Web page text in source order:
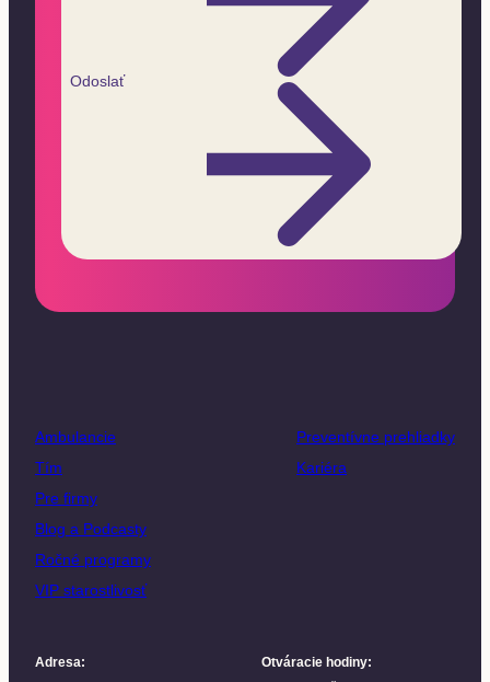
Odoslať
Ambulancie
Tím
Pre firmy
Blog a Podcasty
Ročné programy
VIP starostlivosť
Preventívne prehliadky
Kariéra
Adresa:
Otváracie hodiny: